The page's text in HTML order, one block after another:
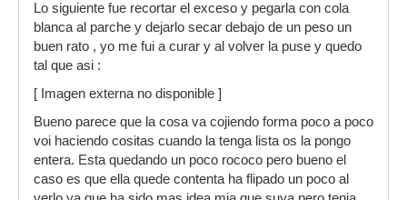
Lo siguiente fue recortar el exceso y pegarla con cola
blanca al parche y dejarlo secar debajo de un peso un
buen rato , yo me fui a curar y al volver la puse y quedo
tal que asi :
[ Imagen externa no disponible ]
Bueno parece que la cosa va cojiendo forma poco a poco
voi haciendo cositas cuando la tenga lista os la pongo
entera. Esta quedando un poco rococo pero bueno el
caso es que ella quede contenta ha flipado un poco al